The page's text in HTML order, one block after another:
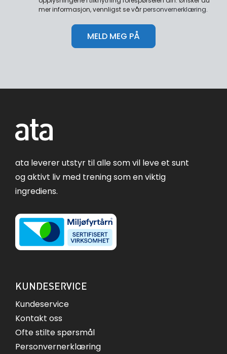
mer informasjon, vennligst se vårpersonvernerklæring.
ata leverer utstyr til alle som vil leve et sunt
og aktivt liv med trening som en viktig
ingrediens.
KUNDESERVICE
Kundeservice
Kontakt oss
Ofte stilte spørsmål
Personvernerklæring